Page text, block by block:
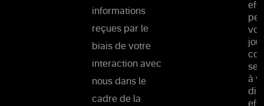
informations
reçues par le
biais de votre
interaction avec
nous dans le
cadre de la
à